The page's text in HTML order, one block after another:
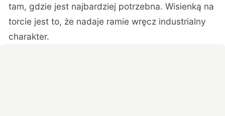
tam, gdzie jest najbardziej potrzebna. Wisienką na
torcie jest to, że nadaje ramie wręcz industrialny
charakter.